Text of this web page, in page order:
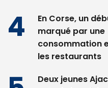
faux vendeur de
En Corse, un
marqué par une
les restaurants